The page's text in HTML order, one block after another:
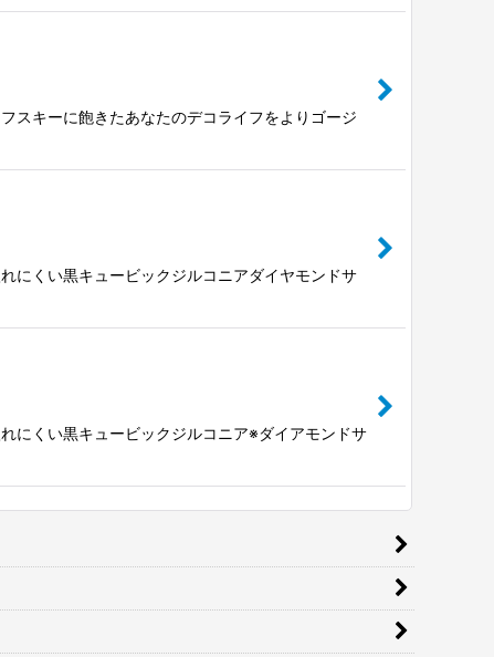
スキーに飽きたあなたのデコライフをよりゴージ
にくい黒キュービックジルコニアダイヤモンドサ
にくい黒キュービックジルコニア※ダイアモンドサ